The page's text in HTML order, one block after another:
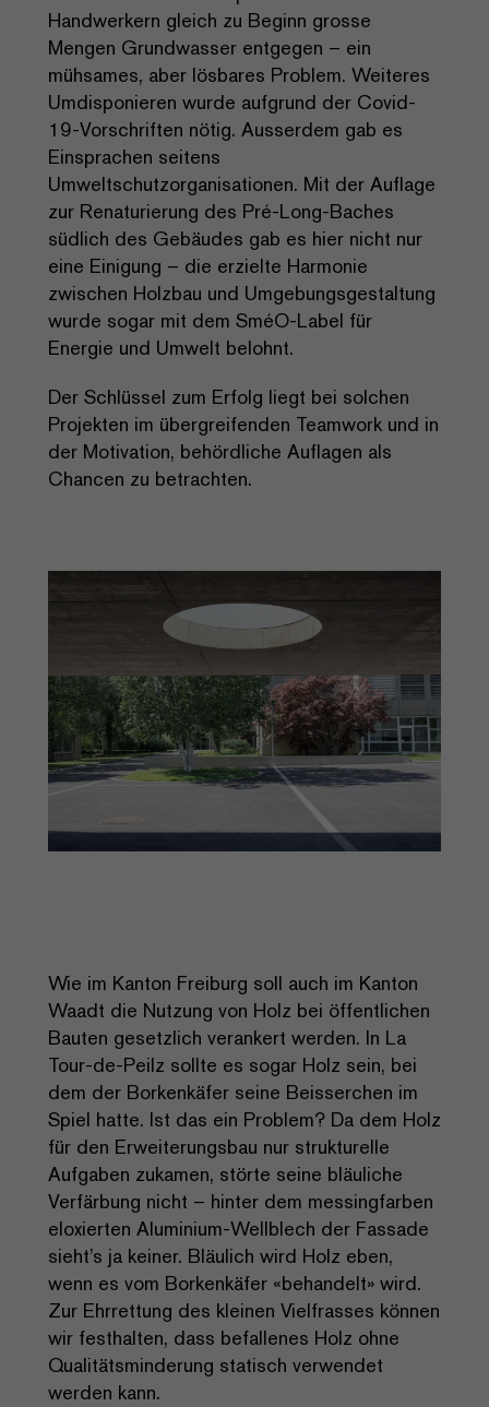
Handwerkern gleich zu Beginn grosse
Mengen Grundwasser entgegen – ein
mühsames, aber lösbares Problem. Weiteres
Umdisponieren wurde aufgrund der Covid-
19-Vorschriften nötig. Ausserdem gab es
Einsprachen seitens
Umweltschutzorganisationen. Mit der Auflage
zur Renaturierung des Pré-Long-Baches
südlich des Gebäudes gab es hier nicht nur
eine Einigung – die erzielte Harmonie
zwischen Holzbau und Umgebungsgestaltung
wurde sogar mit dem SméO-Label für
Energie und Umwelt belohnt.
Der Schlüssel zum Erfolg liegt bei solchen
Projekten im übergreifenden Teamwork und in
der Motivation, behördliche Auflagen als
Chancen zu betrachten.
Wie im Kanton Freiburg soll auch im Kanton
Waadt die Nutzung von Holz bei öffentlichen
Bauten gesetzlich verankert werden. In La
Tour-de-Peilz sollte es sogar Holz sein, bei
dem der Borkenkäfer seine Beisserchen im
Spiel hatte. Ist das ein Problem? Da dem Holz
für den Erweiterungsbau nur strukturelle
Aufgaben zukamen, störte seine bläuliche
Verfärbung nicht – hinter dem messingfarben
eloxierten Aluminium-Wellblech der Fassade
sieht’s ja keiner. Bläulich wird Holz eben,
wenn es vom Borkenkäfer «behandelt» wird.
Zur Ehrrettung des kleinen Vielfrasses können
wir festhalten, dass befallenes Holz ohne
Qualitätsminderung statisch verwendet
werden kann.